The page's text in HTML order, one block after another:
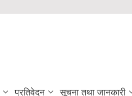
प्रतिवेदन सूचना तथा जानकारी